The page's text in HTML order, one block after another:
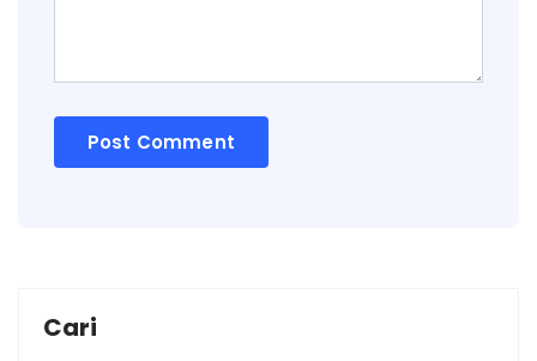
Cari